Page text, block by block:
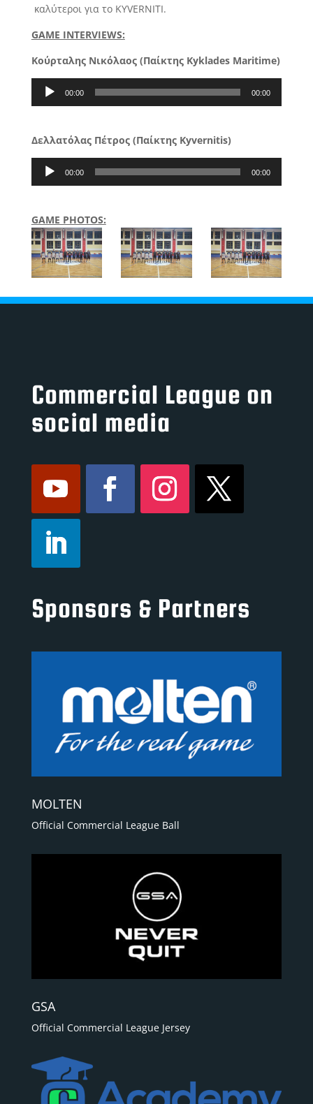
καλύτεροι για το KYVERNITI.
GAME INTERVIEWS:
Κούρταλης Νικόλαος (Παίκτης Kyklades Maritime)
Audio
Player
00:00 00:00
Δελλατόλας Πέτρος (Παίκτης Kyvernitis)
Audio
Player
00:00 00:00
GAME PHOTOS:
Commercial League on
social media
Sponsors & Partners
MOLTEN
Official Commercial League Ball
GSA
Official Commercial League Jersey